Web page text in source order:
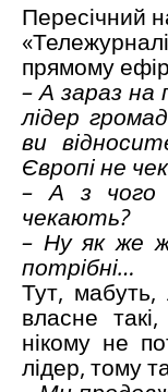
Пересічний
прямому
– А зараз на
лідер
ви
Європі не
– А з чого
чекають?
– Ну як же
потрібні…
Тут, мабуть,
власне
нікому не
лідер, тому